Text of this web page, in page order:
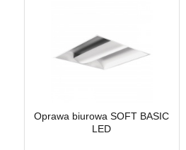
Oprawa biurowa SOFT BASIC
LED